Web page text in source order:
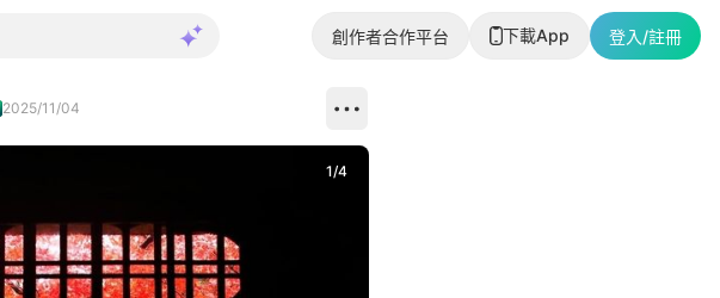
創作者合作平台 下載App 登入/註冊
2025/11/04
1/4